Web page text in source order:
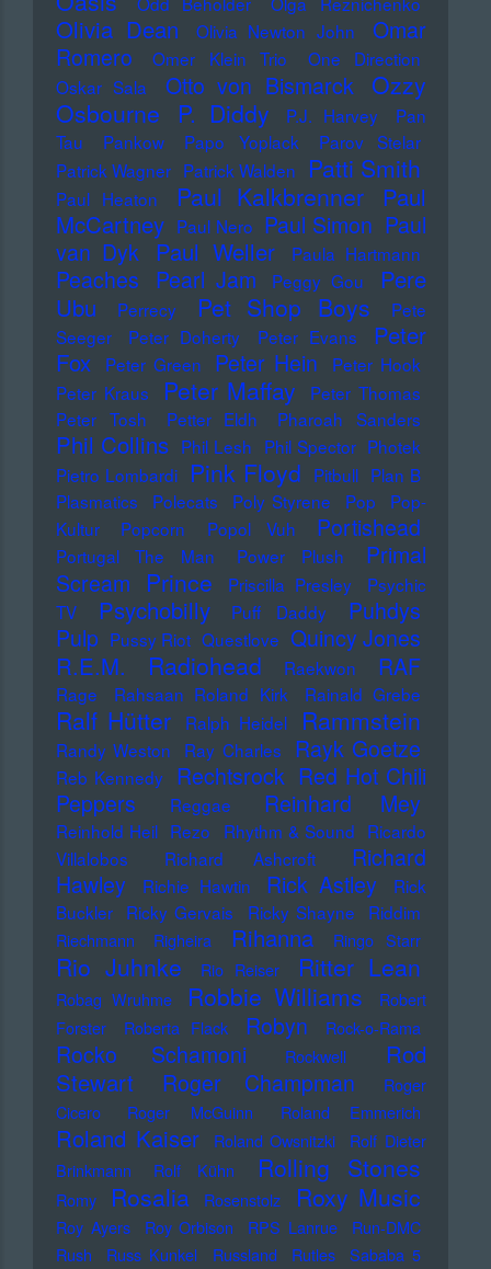
Olivia Dean Olivia Newton John
Omar
Romero
Omer Klein Trio
One Direction
Oskar Sala
Otto von Bismarck Ozzy
Osbourne
P. Diddy P.J. Harvey
Pan
Tau
Pankow Papo Yoplack
Parov Stelar
Patrick Wagner Patrick Walden Patti Smith
Paul Heaton Paul Kalkbrenner
Paul
McCartney Paul Nero Paul Simon Paul
van Dyk Paul Weller Paula Hartmann
Peaches Pearl Jam Peggy Gou
Pere
Ubu
Perrecy Pet Shop Boys
Pete
Seeger
Peter Doherty Peter Evans
Peter
Fox
Peter Green Peter Hein
Peter Hook
Peter Kraus
Peter Maffay
Peter Thomas
Peter Tosh
Petter Eldh Pharoah Sanders
Phil Collins Phil Lesh Phil Spector Photek
Pietro Lombardi
Pink Floyd Pitbull Plan B
Plasmatics
Polecats Poly Styrene Pop
Pop-
Kultur
Popcorn Popol Vuh Portishead
Portugal The Man Power Plush
Primal
Scream
Prince Priscilla Presley
Psychic
TV
Psychobilly Puff Daddy
Puhdys
Pulp Pussy Riot Questlove Quincy Jones
R.E.M. Radiohead Raekwon RAF
Rage Rahsaan Roland Kirk Rainald Grebe
Ralf Hütter Ralph Heidel Rammstein
Randy Weston Ray Charles Rayk Goetze
Reb Kennedy Rechtsrock Red Hot Chili
Peppers
Reggae Reinhard Mey
Reinhold Heil Rezo Rhythm & Sound Ricardo
Villalobos
Richard Ashcroft
Richard
Hawley
Richie Hawtin Rick Astley
Rick
Buckler
Ricky Gervais Ricky Shayne Riddim
Riechmann Righeira Rihanna Ringo Starr
Rio Juhnke Rio Reiser Ritter Lean
Robag Wruhme Robbie Williams
Robert
Forster
Roberta Flack Robyn Rock-o-Rama
Rocko Schamoni Rockwell
Rod
Stewart
Roger Champman
Roger
Cicero
Roger McGuinn Roland Emmerich
Roland Kaiser Roland Owsnitzki
Rolf Dieter
Brinkmann
Rolf Kühn Rolling Stones
Romy Rosalia Rosenstolz Roxy Music
Roy Ayers Roy Orbison RPS Lanrue
Run-DMC
Rush
Russ Kunkel Russland Rutles
Sababa 5